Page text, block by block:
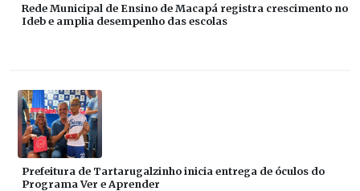
Rede Municipal de Ensino de Macapá registra crescimento no
Ideb e amplia desempenho das escolas
Prefeitura de Tartarugalzinho inicia entrega de óculos do
Programa Ver e Aprender